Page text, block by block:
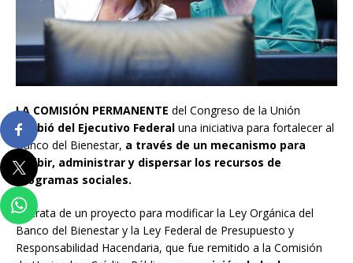
LA COMISIÓN PERMANENTE del Congreso de la Unión
recibió del Ejecutivo Federal una iniciativa para fortalecer al
Banco del Bienestar, a través de un mecanismo para
recibir, administrar y dispersar los recursos de
programas sociales.
Se trata de un proyecto para modificar la Ley Orgánica del
Banco del Bienestar y la Ley Federal de Presupuesto y
Responsabilidad Hacendaria, que fue remitido a la Comisión